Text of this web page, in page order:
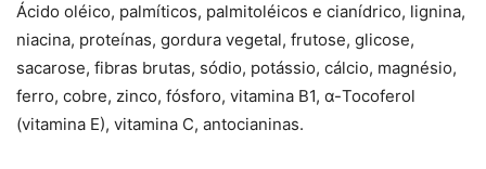
Ácido oléico, palmíticos, palmitoléicos e cianídrico, lignina,
niacina, proteínas, gordura vegetal, frutose, glicose,
sacarose, fibras brutas, sódio, potássio, cálcio, magnésio,
ferro, cobre, zinco, fósforo, vitamina B1, α-Tocoferol
(vitamina E), vitamina C, antocianinas.